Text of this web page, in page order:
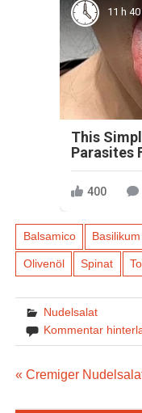
11 h
This
Parasites
400
Balsamico Basilikum
Olivenöl Spinat
Nudelsalat
Kommentar
« Cremiger